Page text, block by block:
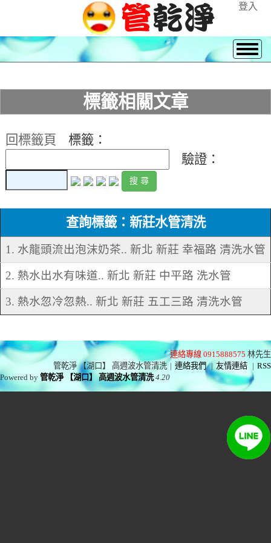
登入
標籤相關文章
回標籤頁
標籤：
驗證：
查詢標籤：新莊水管清洗
1. 水龍頭流出泡沫奶茶.. 新北 新莊 幸福路 清洗水管
2. 熱水出水有味道.. 新北 新莊 中平路 洗水管
3. 熱水忽冷忽熱.. 新北 新莊 五工三路 清洗水管
連絡專線 0915888575 林先生
管乾淨 【湖口】 高週波水管清洗 | 連絡我們 | 友情連結 | RSS
Powered by管乾淨 【湖口】 高週波水管清洗 4.20